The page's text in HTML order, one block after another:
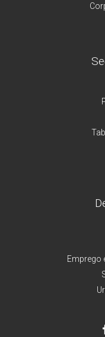
Emprego